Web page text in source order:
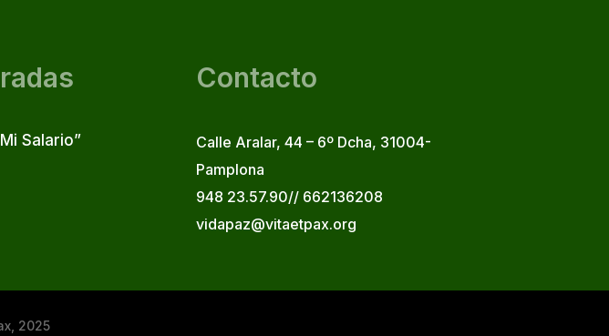
Salario”
Contacto
Calle Aralar, 44 – 6º Dcha, 31004-
Pamplona
948 23.57.90// 662136208
vidapaz@vitaetpax.org
2025